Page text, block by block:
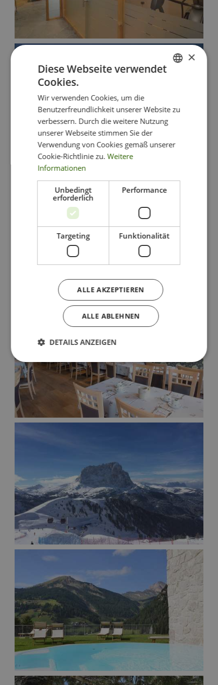
×
Diese Webseite verwendet
Cookies.
Wir verwenden Cookies, um die
Benutzerfreundlichkeit unserer Website zu
verbessern. Durch die weitere Nutzung
unserer Webseite stimmen Sie der
Verwendung von Cookies gemäß unserer
Cookie-Richtlinie zu. Weitere
Informationen
Unbedingt
erforderlich
Performance
Targeting Funktionalität
ALLE AKZEPTIEREN
ALLE ABLEHNEN
DETAILS ANZEIGEN